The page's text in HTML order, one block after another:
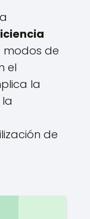
modos de
el
la
de